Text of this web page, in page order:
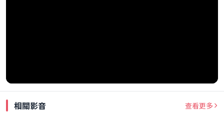
相關影音 查看更多